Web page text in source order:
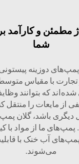
مطمئن و کارآمد
شما
پمپ‌های دوزینه
تجارت با مقیاس
که بتوانند
از مایعات را منتقل
دیگری باشد، گلان
پمپ‌های ما از مواد با
آب خنک با
می‌شوند.